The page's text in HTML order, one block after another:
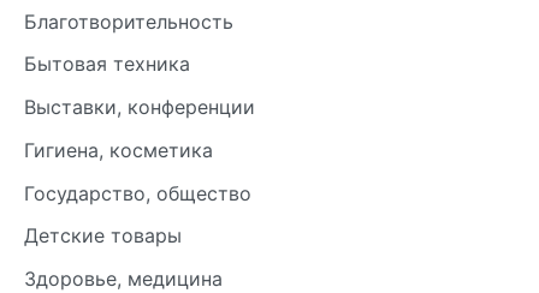
Благотворительность
Бытовая техника
Выставки, конференции
Гигиена, косметика
Государство, общество
Детские товары
Здоровье, медицина